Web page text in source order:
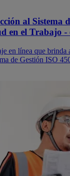
al Sistema
en el Trabajo -
en línea que brinda
de Gestión ISO